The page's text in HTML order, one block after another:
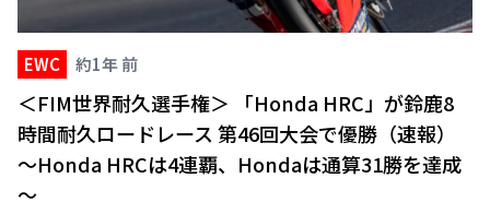
EWC 約1年 前
＜FIM世界耐久選手権＞ 「Honda HRC」が鈴鹿8
時間耐久ロードレース 第46回大会で優勝（速報）
～Honda HRCは4連覇、Hondaは通算31勝を達成
～